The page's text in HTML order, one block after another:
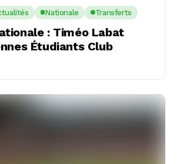
Nationale Transferts
: Timéo Labat
Étudiants Club